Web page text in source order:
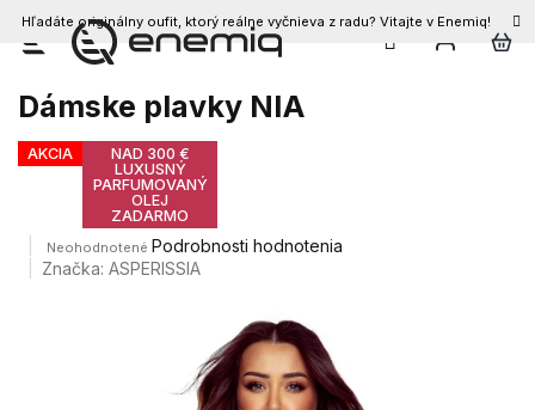
Prejsť
obsah
Hľadáte originálny oufit, ktorý reálne vyčnieva z radu? Vitajte v Enemiq!
Dámske plavky NIA
AKCIA
NAD 300 €
LUXUSNÝ
PARFUMOVANÝ
OLEJ
ZADARMO
Priemerné
hodnotenie
Neohodnotené Podrobnosti hodnotenia
Značka:ASPERISSIA